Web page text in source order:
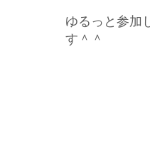
ゆるっと参加
す＾＾